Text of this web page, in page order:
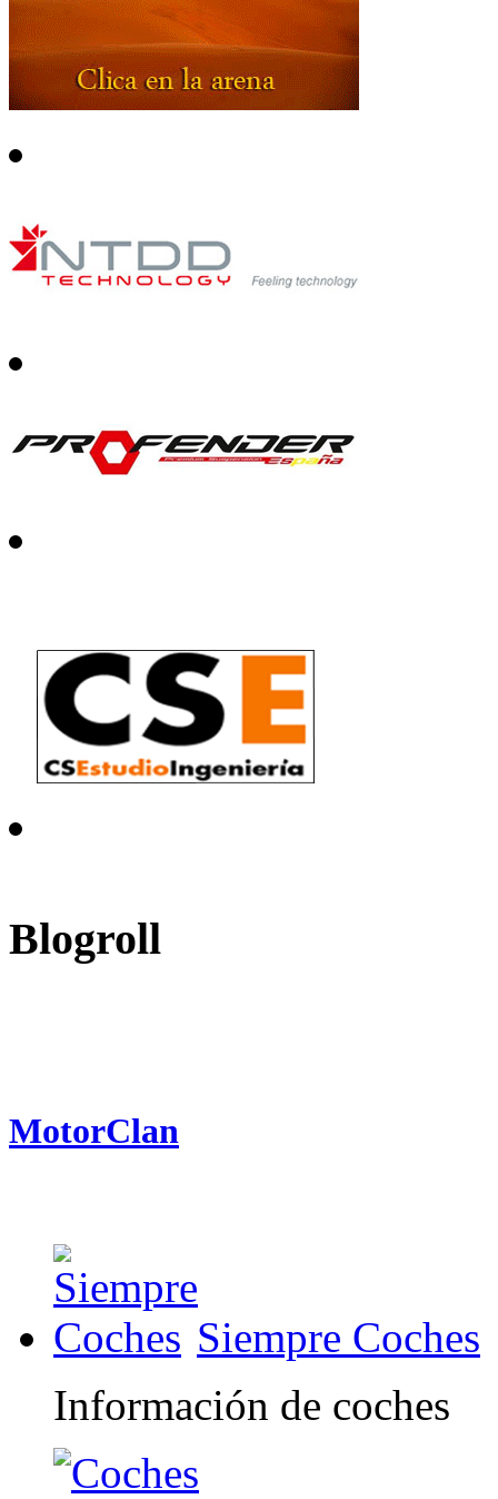
Blogroll
MotorClan
Siempre Coches
Información de coches